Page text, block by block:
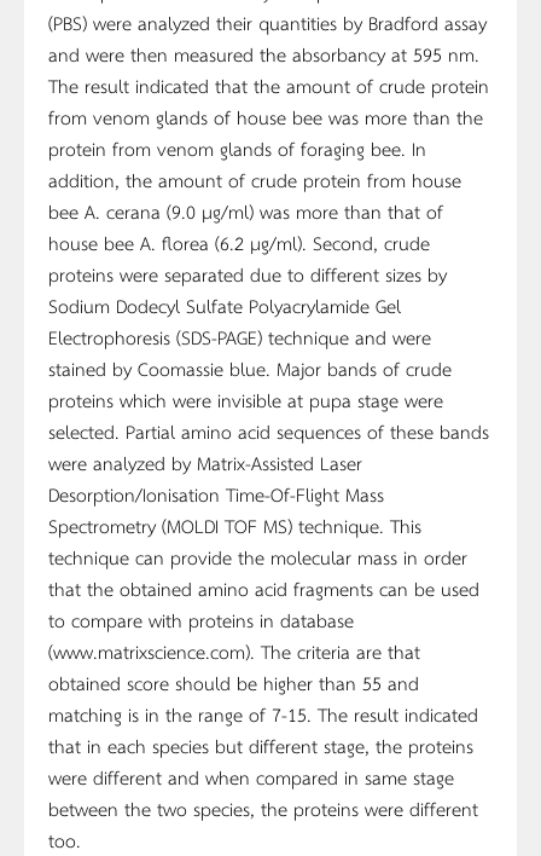
(PBS) were analyzed their quantities by Bradford assay
and were then measured the absorbancy at 595 nm.
The result indicated that the amount of crude protein
from venom glands of house bee was more than the
protein from venom glands of foraging bee. In
addition, the amount of crude protein from house
bee A. cerana (9.0 µg/ml) was more than that of
house bee A. florea (6.2 µg/ml). Second, crude
proteins were separated due to different sizes by
Sodium Dodecyl Sulfate Polyacrylamide Gel
Electrophoresis (SDS-PAGE) technique and were
stained by Coomassie blue. Major bands of crude
proteins which were invisible at pupa stage were
selected. Partial amino acid sequences of these bands
were analyzed by Matrix-Assisted Laser
Desorption/Ionisation Time-Of-Flight Mass
Spectrometry (MOLDI TOF MS) technique. This
technique can provide the molecular mass in order
that the obtained amino acid fragments can be used
to compare with proteins in database
(www.matrixscience.com). The criteria are that
obtained score should be higher than 55 and
matching is in the range of 7-15. The result indicated
that in each species but different stage, the proteins
were different and when compared in same stage
between the two species, the proteins were different
too.